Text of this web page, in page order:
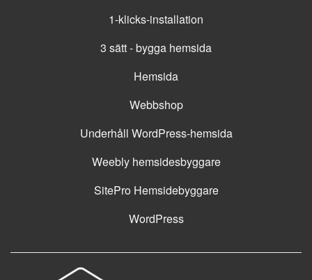
1-klicks-installation
3 sätt - bygga hemsida
Hemsida
Webbshop
Underhåll WordPress-hemsida
Weebly hemsidesbyggare
SitePro Hemsidebyggare
WordPress